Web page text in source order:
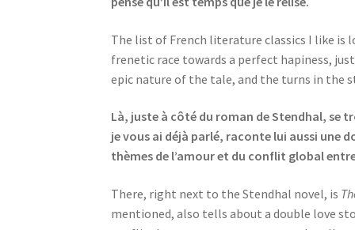
The list of French literature classics I like is
frenetic race towards a perfect hapiness,
epic nature of the tale, and the turns in the
Là, juste à côté du roman de Stendhal, se
je vous ai déjà parlé, raconte lui aussi une
thèmes de l’amour et du conflit global
There, right next to the Stendhal novel, is
mentioned, also tells about a double love